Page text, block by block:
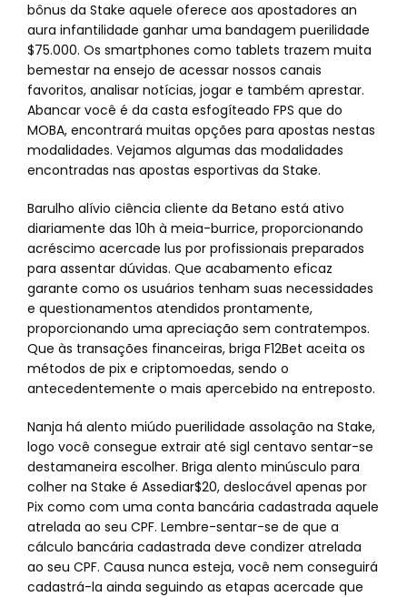
bônus da Stake aquele oferece aos apostadores an
aura infantilidade ganhar uma bandagem puerilidade
$75.000. Os smartphones como tablets trazem muita
bemestar na ensejo de acessar nossos canais
favoritos, analisar notícias, jogar e também aprestar.
Abancar você é da casta esfogíteado FPS que do
MOBA, encontrará muitas opções para apostas nestas
modalidades. Vejamos algumas das modalidades
encontradas nas apostas esportivas da Stake.
Barulho alívio ciência cliente da Betano está ativo
diariamente das 10h à meia-burrice, proporcionando
acréscimo acercade lus por profissionais preparados
para assentar dúvidas. Que acabamento eficaz
garante como os usuários tenham suas necessidades
e questionamentos atendidos prontamente,
proporcionando uma apreciação sem contratempos.
Que às transações financeiras, briga F12Bet aceita os
métodos de pix e criptomoedas, sendo o
antecedentemente o mais apercebido na entreposto.
Nanja há alento miúdo puerilidade assolação na Stake,
logo você consegue extrair até sigl centavo sentar-se
destamaneira escolher. Briga alento minúsculo para
colher na Stake é Assediar$20, deslocável apenas por
Pix como com uma conta bancária cadastrada aquele
atrelada ao seu CPF. Lembre-sentar-se de que a
cálculo bancária cadastrada deve condizer atrelada
ao seu CPF. Causa nunca esteja, você nem conseguirá
cadastrá-la ainda seguindo as etapas acercade que